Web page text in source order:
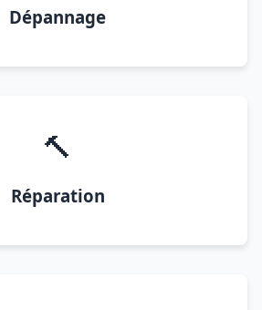
Dépannage
🔨
Réparation